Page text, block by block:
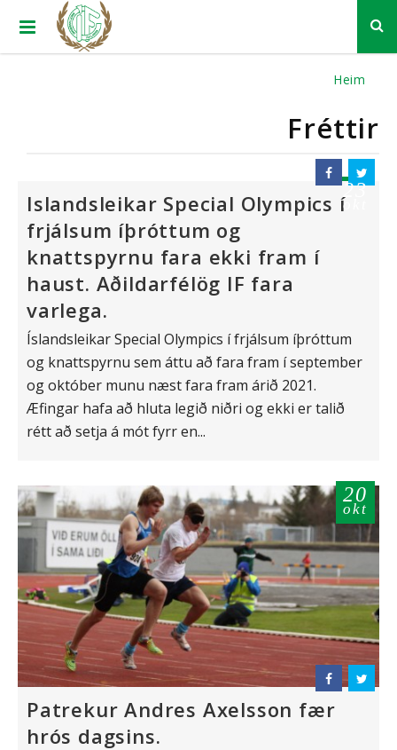
Heim
Fréttir
23
okt
Islandsleikar Special Olympics í
frjálsum íþróttum og
knattspyrnu fara ekki fram í
haust. Aðildarfélög IF fara
varlega.
Íslandsleikar Special Olympics í frjálsum íþróttum
og knattspyrnu sem áttu að fara fram í september
og október munu næst fara fram árið 2021.
Æfingar hafa að hluta legið niðri og ekki er talið
rétt að setja á mót fyrr en...
20
okt
Patrekur Andres Axelsson fær
hrós dagsins.